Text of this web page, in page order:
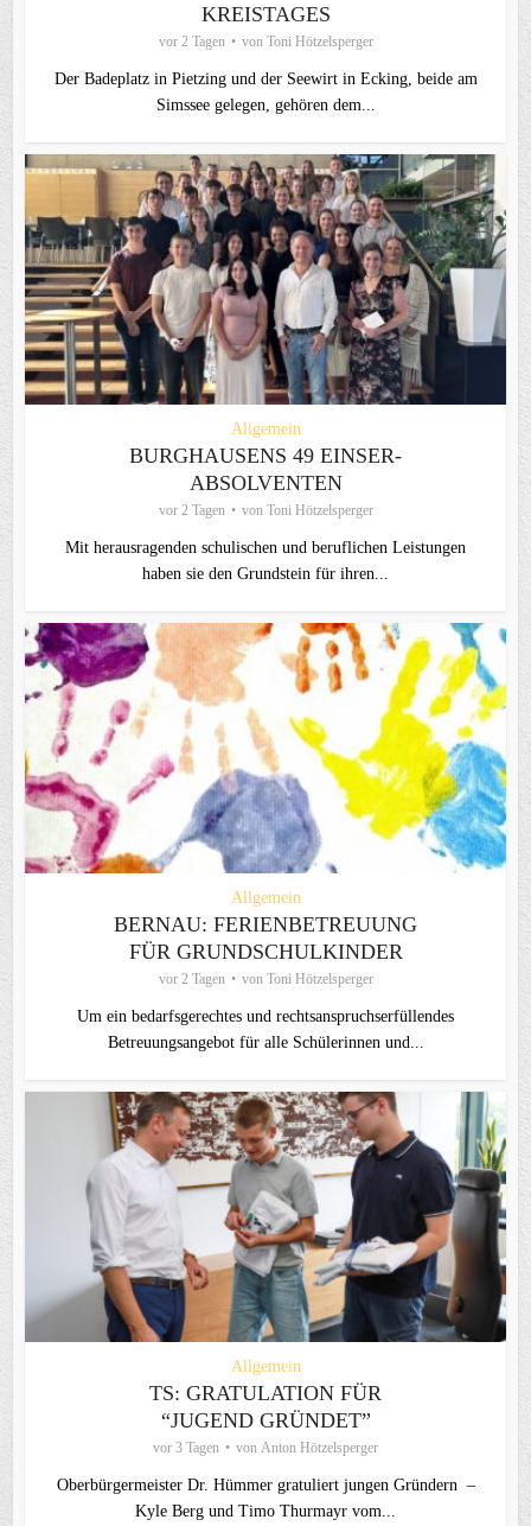
KREISTAGES
vor 2 Tagen von Toni Hötzelsperger
Der Badeplatz in Pietzing und der Seewirt in Ecking, beide am
Simssee gelegen, gehören dem...
Allgemein
BURGHAUSENS 49 EINSER-
ABSOLVENTEN
vor 2 Tagen von Toni Hötzelsperger
Mit herausragenden schulischen und beruflichen Leistungen
haben sie den Grundstein für ihren...
Allgemein
BERNAU: FERIENBETREUUNG
FÜR GRUNDSCHULKINDER
vor 2 Tagen von Toni Hötzelsperger
Um ein bedarfsgerechtes und rechtsanspruchserfüllendes
Betreuungsangebot für alle Schülerinnen und...
Allgemein
TS: GRATULATION FÜR
“JUGEND GRÜNDET”
vor 3 Tagen von Anton Hötzelsperger
Oberbürgermeister Dr. Hümmer gratuliert jungen Gründern –
Kyle Berg und Timo Thurmayr vom...